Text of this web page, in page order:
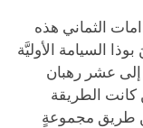
الثماني هذه
السيامة الأوليَّة
إلى عشر رهبان
كانت الطريقة
عن طريق مجموعةٍ